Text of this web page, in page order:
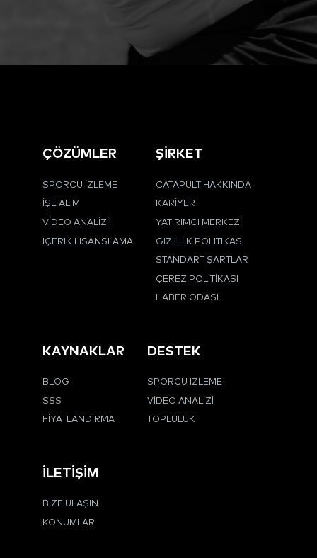
ÇÖZÜMLER
SPORCU İZLEME
İŞE ALIM
VIDEO ANALIZI
İÇERIK LISANSLAMA
ŞİRKET
CATAPULT HAKKINDA
KARIYER
YATIRIMCI MERKEZI
GIZLILIK POLITIKASI
STANDART ŞARTLAR
ÇEREZ POLITIKASI
HABER ODASI
KAYNAKLAR
BLOG
SSS
FIYATLANDIRMA
DESTEK
SPORCU İZLEME
VIDEO ANALIZI
TOPLULUK
İLETIŞIM
BIZE ULAŞIN
KONUMLAR